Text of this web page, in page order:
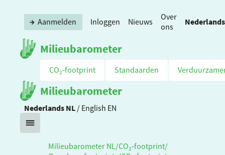
Milieubarometer
Aanmelden Inloggen Nieuws
Over
ons
Nederlands
CO₂‑footprint Standaarden
Milieubarometer
Nederlands NL / English EN
Milieubarometer NL /CO₂‑footprint/